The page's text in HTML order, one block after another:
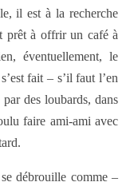
il est à la recherche
prêt à offrir un café à
éventuellement, le
fait – s’il faut l’en
des loubards, dans
faire ami-ami avec
débrouille comme –